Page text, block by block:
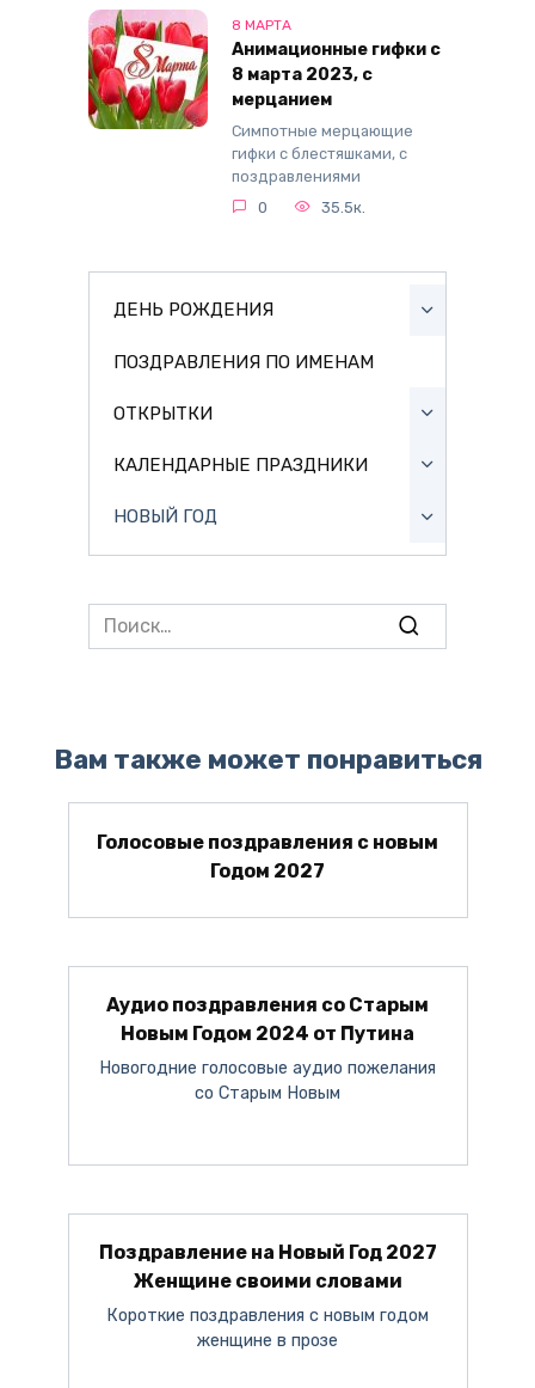
8 МАРТА
Анимационные гифки с
8 марта 2023, с
мерцанием
Симпотные мерцающие
гифки с блестяшками, с
поздравлениями
0
35.5к.
ДЕНЬ РОЖДЕНИЯ
ПОЗДРАВЛЕНИЯ ПО ИМЕНАМ
ОТКРЫТКИ
КАЛЕНДАРНЫЕ ПРАЗДНИКИ
НОВЫЙ ГОД
Search
for:
Вам также может понравиться
Голосовые поздравления с новым
Годом 2027
Аудио поздравления со Старым
Новым Годом 2024 от Путина
Новогодние голосовые аудио пожелания
со Старым Новым
Поздравление на Новый Год 2027
Женщине своими словами
Короткие поздравления с новым годом
женщине в прозе